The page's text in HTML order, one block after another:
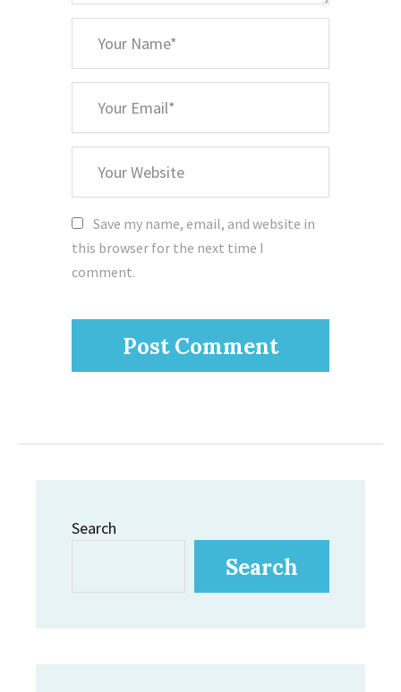
Name
Email
Website
Save my name, email, and website in
this browser for the next time I
comment.
Search
Search